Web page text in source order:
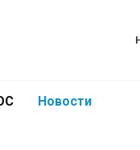
Новости